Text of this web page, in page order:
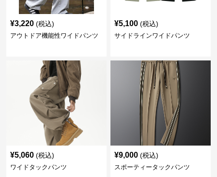
¥3,220 (税込)
アウトドア機能性ワイドパンツ
¥5,100 (税込)
サイドラインワイドパンツ
¥5,060 (税込)
ワイドタックパンツ
¥9,000 (税込)
スポーティータックパンツ